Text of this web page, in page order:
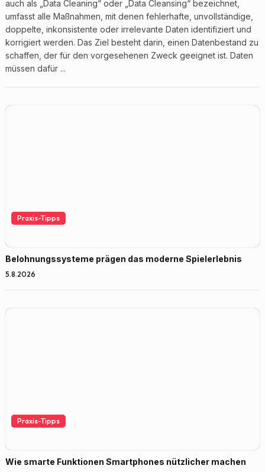
auch als „Data Cleaning“ oder „Data Cleansing“ bezeichnet,
umfasst alle Maßnahmen, mit denen fehlerhafte, unvollständige,
doppelte, inkonsistente oder irrelevante Daten identifiziert und
korrigiert werden. Das Ziel besteht darin, einen Datenbestand zu
schaffen, der für den vorgesehenen Zweck geeignet ist. Daten
müssen dafür ...
Praxis-Tipps
Belohnungssysteme prägen das moderne Spielerlebnis
5.8.2026
Praxis-Tipps
Wie smarte Funktionen Smartphones nützlicher machen